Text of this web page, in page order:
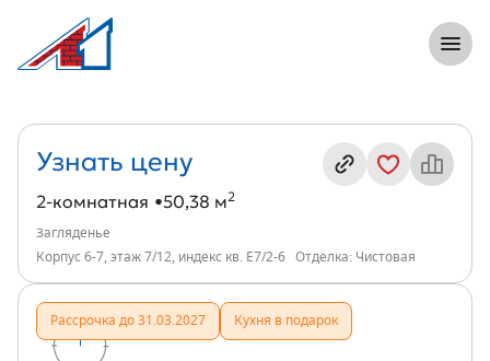
2-комнатная, 50 м², ЖК Загляденье,
Информация о квартире
Узнать цену
2-комнатная 50,38 м2
Загляденье
Корпус 6-7, этаж 7/12, индекс кв. Е7/2-6
Отделка: Чистовая
Рассрочка до 31.03.2027 Кухня в подарок